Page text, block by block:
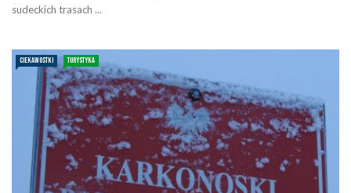
sudeckich trasach ...
CIEKAWOSTKI TURYSTYKA